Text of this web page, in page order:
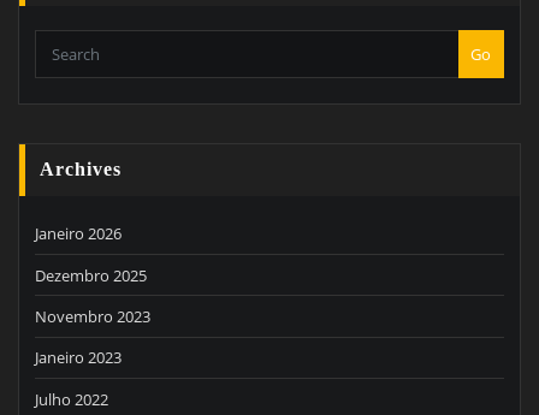
Go
Archives
Janeiro 2026
Dezembro 2025
Novembro 2023
Janeiro 2023
Julho 2022